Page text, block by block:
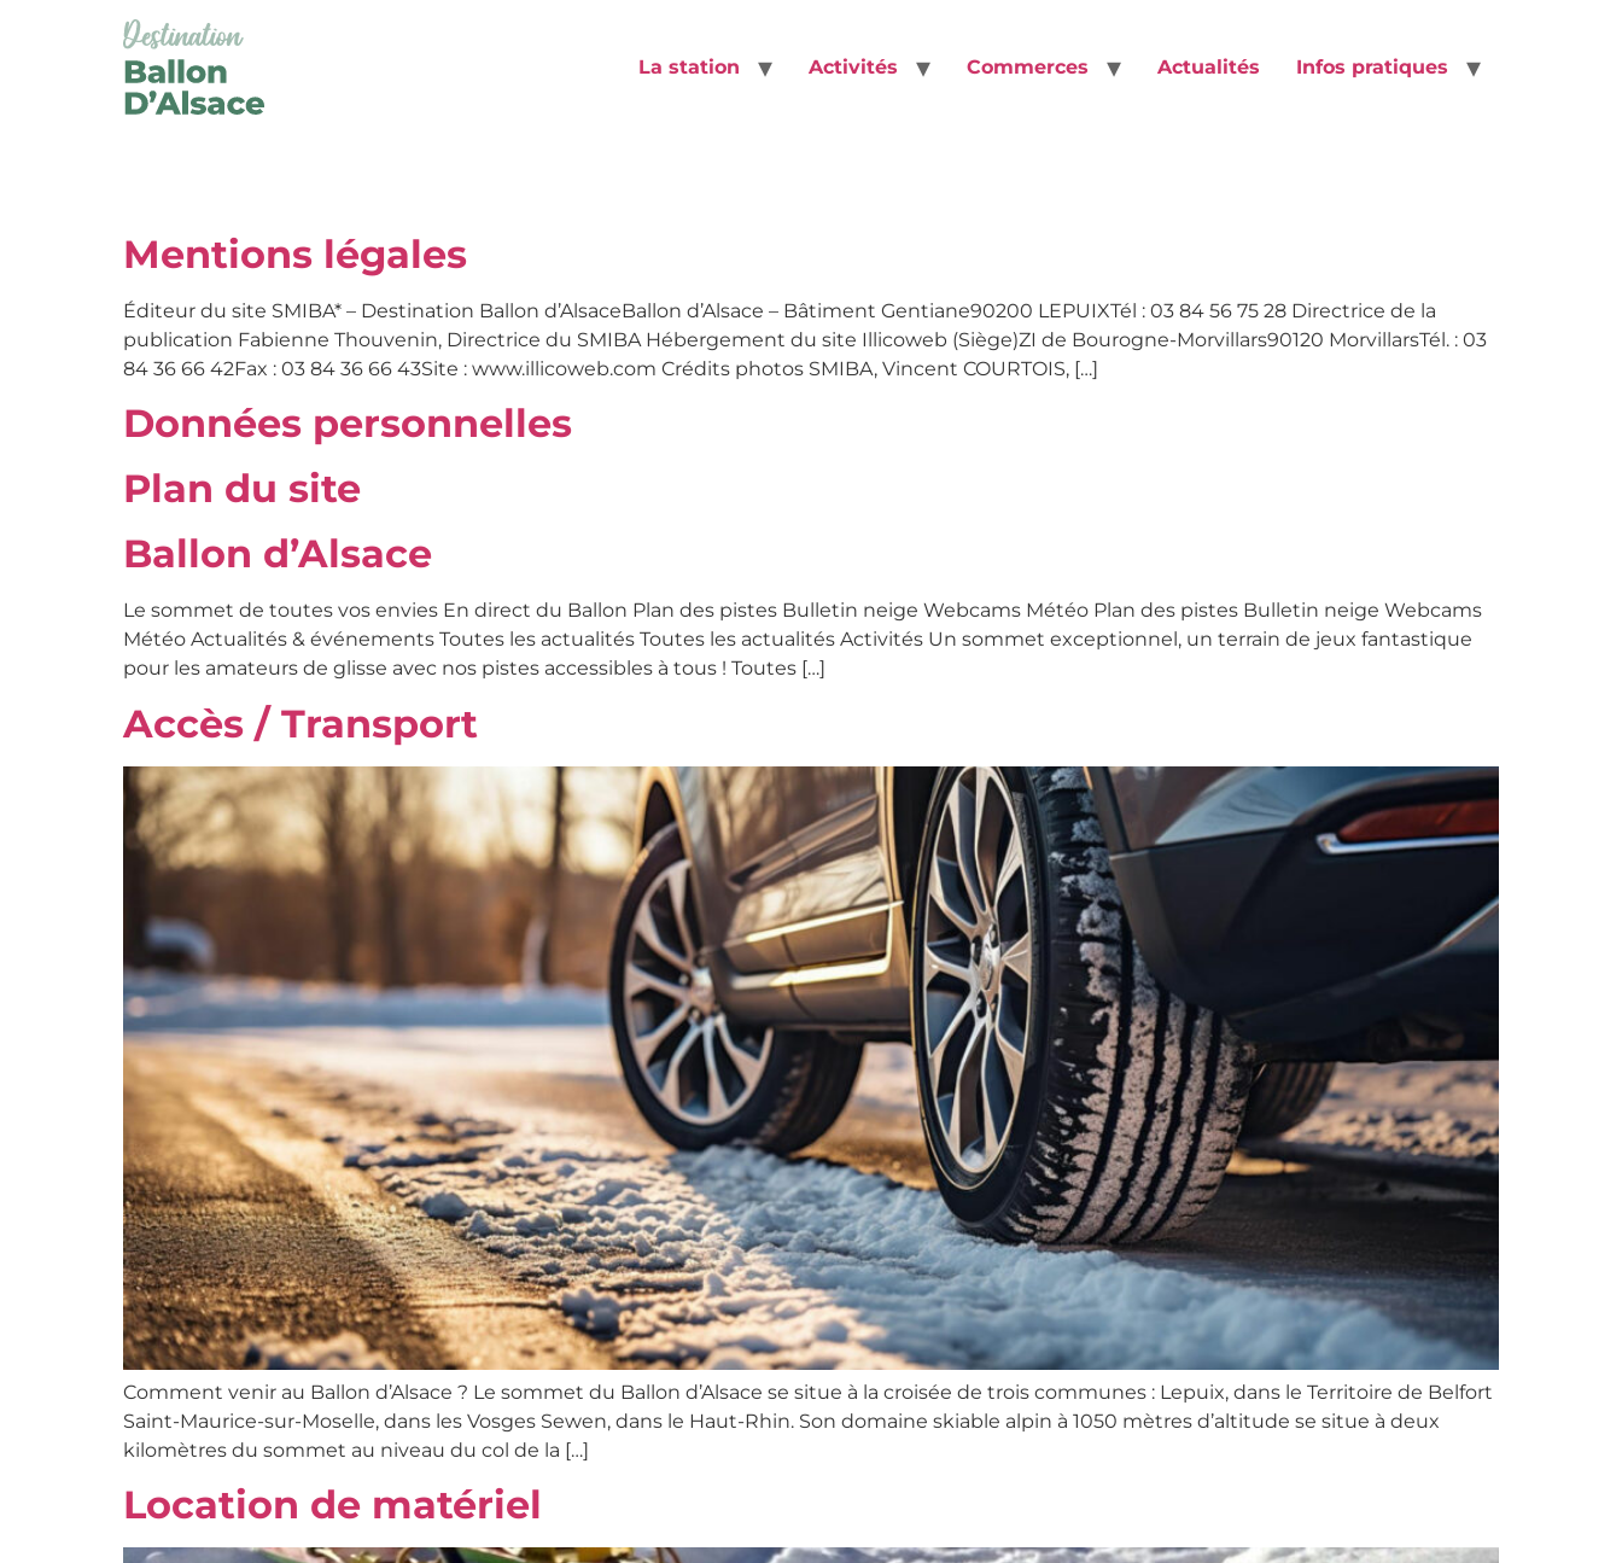
La station Activités Commerces Actualités Infos pratiques
Mentions légales
Éditeur du site SMIBA* – Destination Ballon d’AlsaceBallon d’Alsace – Bâtiment Gentiane90200 LEPUIXTél : 03 84 56 75 28 Directrice de la
publication Fabienne Thouvenin, Directrice du SMIBA Hébergement du site Illicoweb (Siège)ZI de Bourogne-Morvillars90120 MorvillarsTél. : 03
84 36 66 42Fax : 03 84 36 66 43Site : www.illicoweb.com Crédits photos SMIBA, Vincent COURTOIS, […]
Données personnelles
Plan du site
Ballon d’Alsace
Le sommet de toutes vos envies En direct du Ballon Plan des pistes Bulletin neige Webcams Météo Plan des pistes Bulletin neige Webcams
Météo Actualités & événements Toutes les actualités Toutes les actualités Activités Un sommet exceptionnel, un terrain de jeux fantastique
pour les amateurs de glisse avec nos pistes accessibles à tous ! Toutes […]
Accès / Transport
Comment venir au Ballon d’Alsace ? Le sommet du Ballon d’Alsace se situe à la croisée de trois communes : Lepuix, dans le Territoire de Belfort
Saint-Maurice-sur-Moselle, dans les Vosges Sewen, dans le Haut-Rhin. Son domaine skiable alpin à 1050 mètres d’altitude se situe à deux
kilomètres du sommet au niveau du col de la […]
Location de matériel
Panneau de gestion des cookies